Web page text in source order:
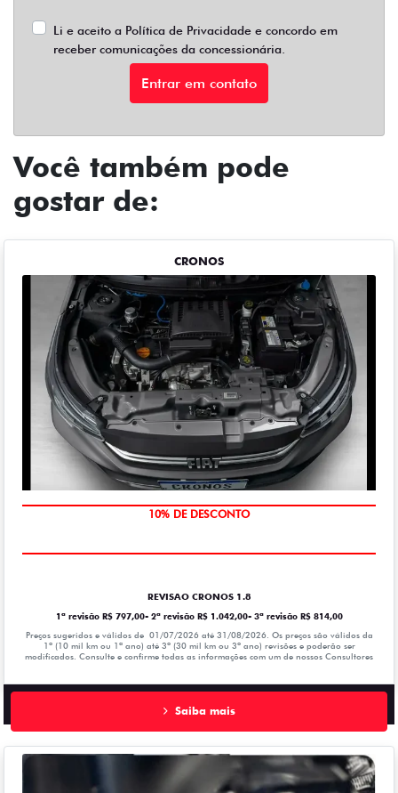
Li e aceito a Política de Privacidade e concordo em
receber comunicações da concessionária.
Entrar em contato
Você também pode
gostar de:
CRONOS
MÃO DE OBRA
REVISAO CRONOS 1.8
1ª revisão R$ 797,00- 2ª revisão R$ 1.042,00- 3ª revisão R$ 814,00
Preços sugeridos e válidos de 01/07/2026 até 31/08/2026. Os preços são válidos da
1º (10 mil km ou 1ª ano) até 3º (30 mil km ou 3º ano) revisões e poderão ser
modificados. Consulte e confirme todas as informações com um de nossos Consultores
Saiba mais